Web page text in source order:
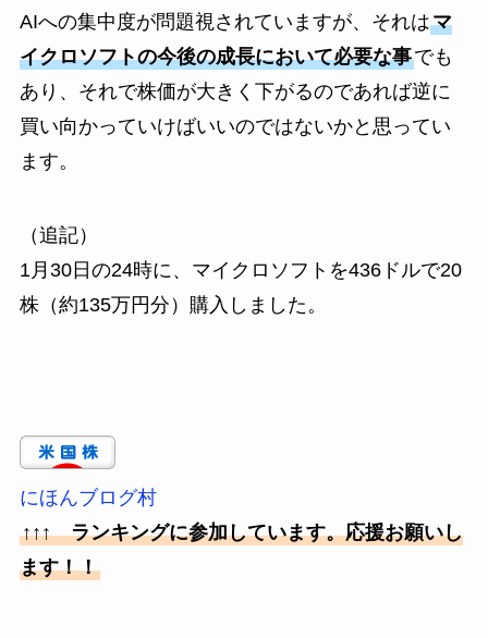
AIへの集中度が問題視されていますが、それはマ
イクロソフトの今後の成長において必要な事でも
あり、それで株価が大きく下がるのであれば逆に
買い向かっていけばいいのではないかと思ってい
ます。
（追記）
1月30日の24時に、マイクロソフトを436ドルで20
株（約135万円分）購入しました。
にほんブログ村
↑↑↑ ランキングに参加しています。応援お願いし
ます！！